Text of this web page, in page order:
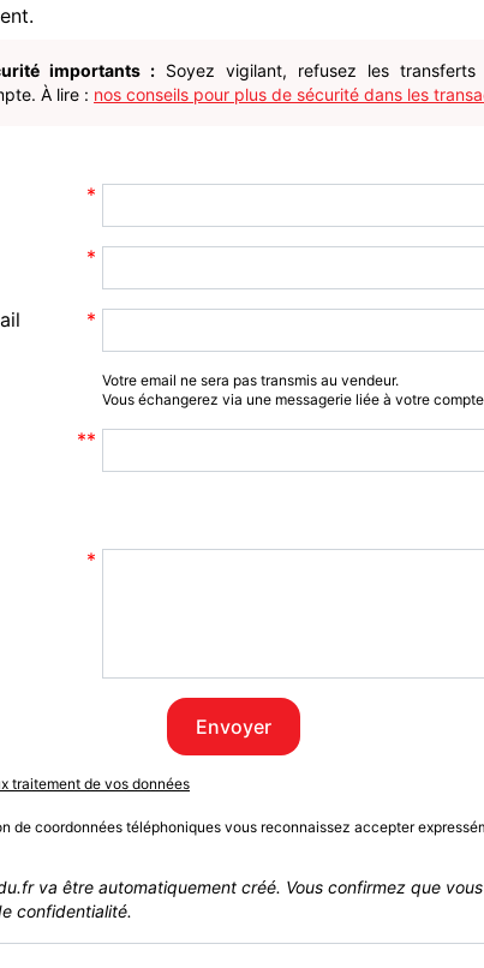
importants : Soyez vigilant, refusez les
À lire : nos conseils pour plus de sécurité dans les
Votre email ne sera pas transmis au vendeur.
Vous échangerez via une messagerie liée à votre
Envoyer
traitement de vos données
de coordonnées téléphoniques vous reconnaissez accepter
va être automatiquement créé. Vous confirmez que
confidentialité.